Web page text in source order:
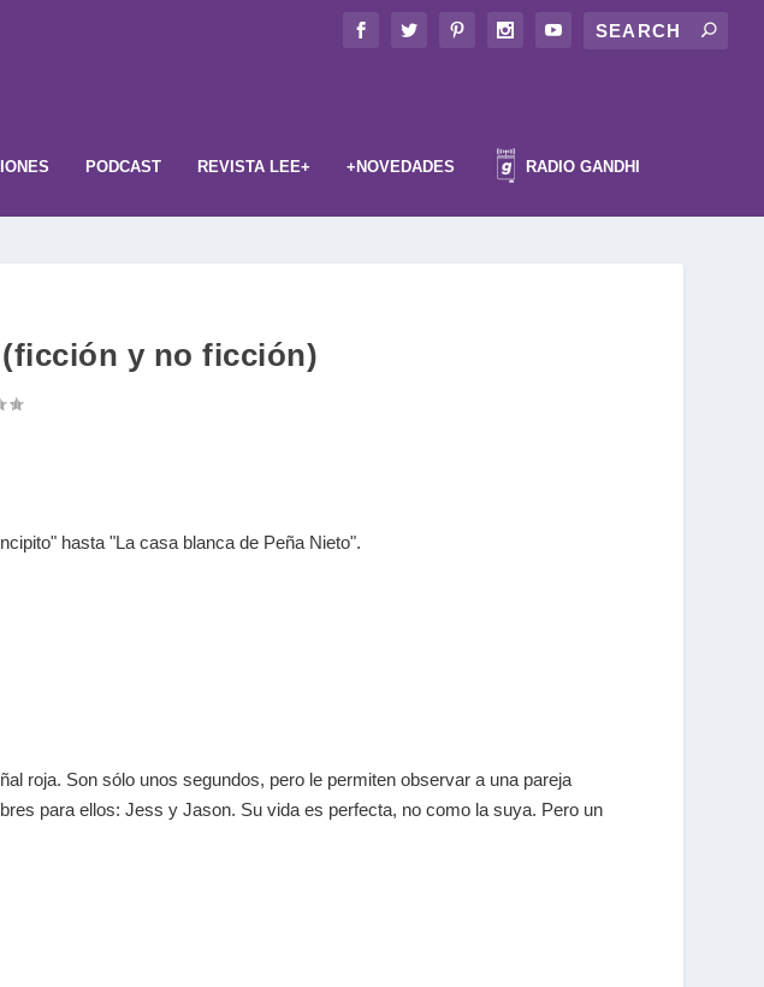
PODCAST REVISTA LEE+ +NOVEDADES RADIO GANDHI
y no ficción)
hasta "La casa blanca de Peña Nieto".
roja. Son sólo unos segundos, pero le permiten observar a una pareja
para ellos: Jess y Jason. Su vida es perfecta, no como la suya. Pero un